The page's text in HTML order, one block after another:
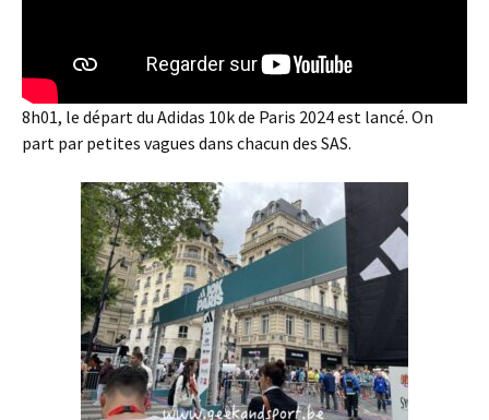
8h01, le départ du Adidas 10k de Paris 2024 est lancé. On
part par petites vagues dans chacun des SAS.